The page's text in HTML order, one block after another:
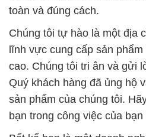
toàn và đúng cách.
Chúng tôi tự hào là một địa
lĩnh vực cung cấp sản
cao. Chúng tôi tri ân và gửi
Quý khách hàng đã ủng hộ
sản phẩm của chúng tôi.
bạn trong công việc của